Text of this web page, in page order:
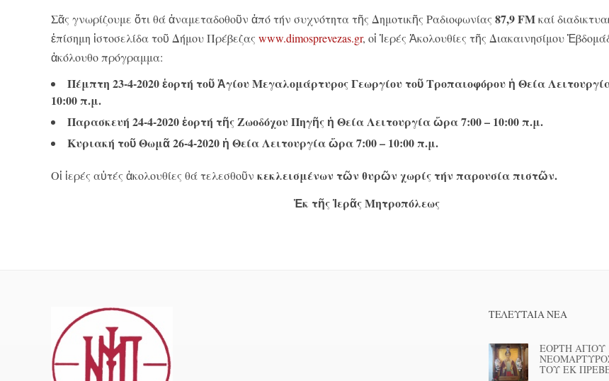
Σᾶς γνωρίζουμε ὅτι θά ἀναμεταδοθοῦν ἀπό τήν συχνότητα τῆς Δημοτικῆς Ραδιοφωνίας 87,9FMκαί
ἐπίσημη ἱστοσελίδα τοῦ Δήμου Πρέβεζας www.dimosprevezas.gr, οἱ Ἱερές Ἀκολουθίες τῆς Διακαινησίμου
ἀκόλουθο πρόγραμμα:
Πέμπτη 23-4-2020 ἑορτή τοῦ Ἁγίου Μεγαλομάρτυρος Γεωργίου τοῦ Τροπαιοφόρου ἡ Θεία
10:00 π.μ.
Παρασκευή 24-4-2020 ἑορτή τῆς Ζωοδόχου Πηγῆς ἡ Θεία Λειτουργία ὥρα 7:00 – 10:00 π.μ.
Κυριακή τοῦ Θωμᾶ 26-4-2020 ἡ Θεία Λειτουργία ὥρα 7:00 – 10:00 π.μ.
Οἱ ἱερές αὐτές ἀκολουθίες θά τελεσθοῦν κεκλεισμένων τῶν θυρῶν χωρίς τήν παρουσία πιστῶν.
Ἐκ τῆς Ἱερᾶς Μητροπόλεως
ΤΕΛΕΥΤΑΊΑ ΝΕΑ
ΕΟΡΤΗ ΑΓΙΟΥ
ΤΟΥ ΕΚ